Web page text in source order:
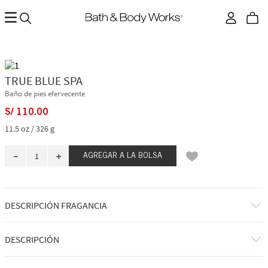
TRUE BLUE SPA
Baño de pies efervecente
S/ 110.00
11.5 oz / 326 g
＋
－ AGREGAR A LA BOLSA
DESCRIPCIÓN FRAGANCIA
A qué huele: una experiencia de spa relajante y ultra reconfortante.
DESCRIPCIÓN